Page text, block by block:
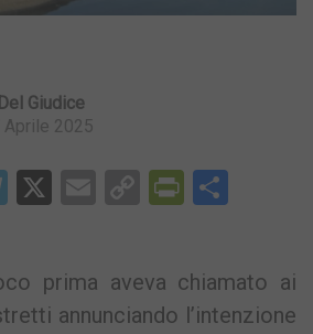
Giudice
Aprile 2025
Telegram
X EmailCopy
prima aveva chiamato ai
annunciando l’intenzione